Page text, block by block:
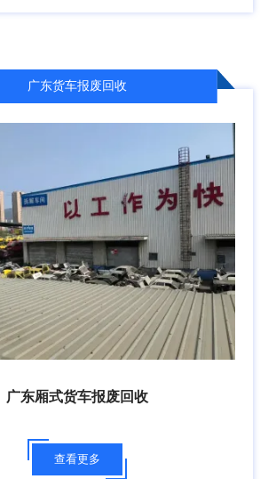
广东货车报废回收
广东厢式货车报废回收
查看更多